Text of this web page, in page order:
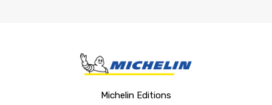
Michelin Editions